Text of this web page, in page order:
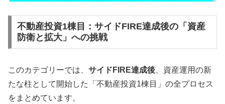
不動産投資1棟目：サイドFIRE達成後の「資産
防衛と拡大」への挑戦
このカテゴリーでは、 サイドFIRE達成後 、資産運用の新
たな柱として開始した「不動産投資1棟目」の全プロセス
をまとめています。